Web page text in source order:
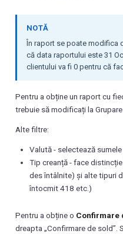
NOTĂ
În raport se poate modifica
că data raportului este 31
clientului va fi 0 pentru că
Pentru a obține un raport cu
trebuie să modificați la
Alte filtre:
Valută - selectează
Tip creanță - face
des întâlnite) și alte tipuri
întocmit 418 etc.)
Pentru a obține o Confirmare
dreapta „Confirmare de sold”.